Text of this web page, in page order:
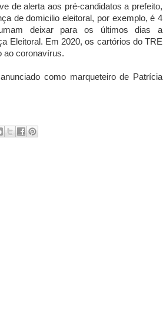
de alerta aos pré-candidatos a prefeito,
de domicilio eleitoral, por exemplo, é 4
deixar para os últimos dias a
Eleitoral. Em 2020, os cartórios do TRE
ao coronavírus.
como marqueteiro de Patrícia